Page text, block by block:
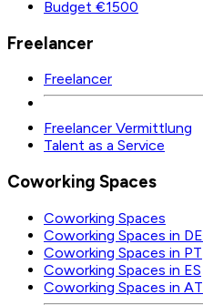
Budget €1500
Freelancer
Freelancer
Freelancer Vermittlung
Talent as a Service
Coworking Spaces
Coworking Spaces
Coworking Spaces in DE
Coworking Spaces in PT
Coworking Spaces in ES
Coworking Spaces in AT